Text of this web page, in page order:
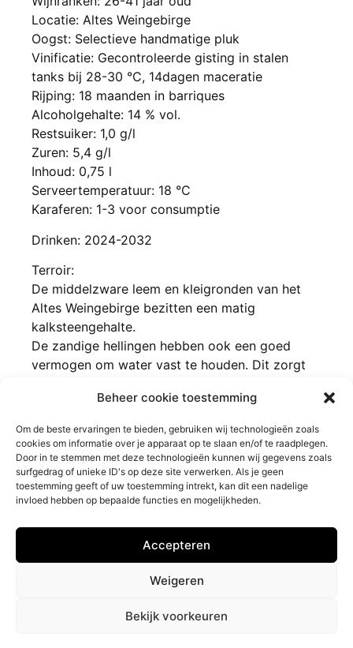
Beheer cookie toestemming
Om de beste ervaringen te bieden, gebruiken wij technologieën zoals
cookies om informatie over je apparaat op te slaan en/of te raadplegen.
Door in te stemmen met deze technologieën kunnen wij gegevens zoals
surfgedrag of unieke ID's op deze site verwerken. Als je geen
toestemming geeft of uw toestemming intrekt, kan dit een nadelige
invloed hebben op bepaalde functies en mogelijkheden.
Accepteren
Weigeren
Bekijk voorkeuren
Locatie: Altes Weingebirge
Oogst: Selectieve handmatige pluk
Vinificatie: Gecontroleerde gisting in stalen
tanks bij 28-30 °C, 14dagen maceratie
Rijping: 18 maanden in barriques
Alcoholgehalte: 14 % vol.
Restsuiker: 1,0 g/l
Zuren: 5,4 g/l
Inhoud: 0,75 l
Serveertemperatuur: 18 °C
Karaferen: 1-3 voor consumptie
Drinken: 2024-2032
Terroir:
De middelzware leem en kleigronden van het
Altes Weingebirge bezitten een matig
kalksteengehalte.
De zandige hellingen hebben ook een goed
vermogen om water vast te houden. Dit zorgt
optimaal te laten rijpen.
Barrique Wijnen Klantendienst